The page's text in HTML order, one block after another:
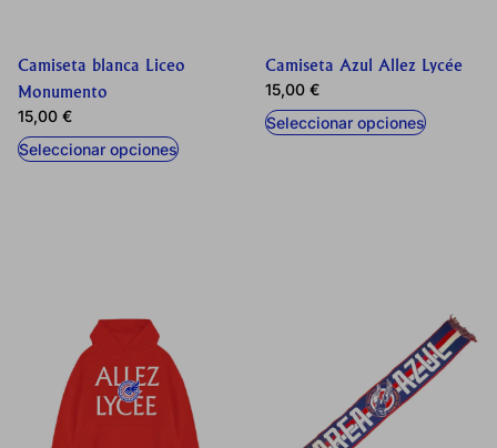
Camiseta blanca Liceo
Monumento
15,00 €
Seleccionar opciones
Camiseta Azul Allez Lycée
15,00 €
Seleccionar opciones